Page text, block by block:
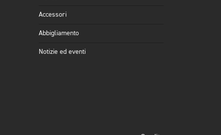
Accessori
Abbigliamento
Notizie ed eventi